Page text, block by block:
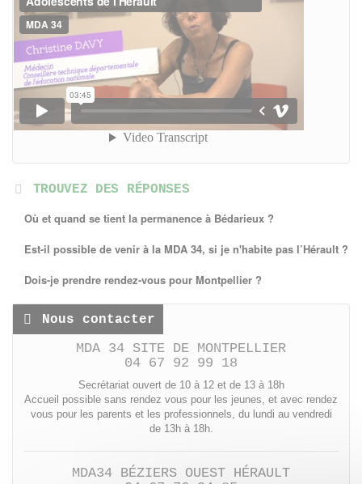
TROUVEZ DES RÉPONSES
Où et quand se tient la permanence à Bédarieux ?
Est-il possible de venir à la MDA 34, si je n'habite pas l’Hérault ?
Dois-je prendre rendez-vous pour Montpellier ?
Nous contacter
MDA 34 SITE DE MONTPELLIER
04 67 92 99 18
Secrétariat ouvert de 10 à 12 et de 13 à 18h
Accueil possible sans rendez vous pour les jeunes, et avec rendez
vous pour les parents et les professionnels, du lundi au vendredi
de 13h à 18h.
MDA34 BÉZIERS OUEST HÉRAULT